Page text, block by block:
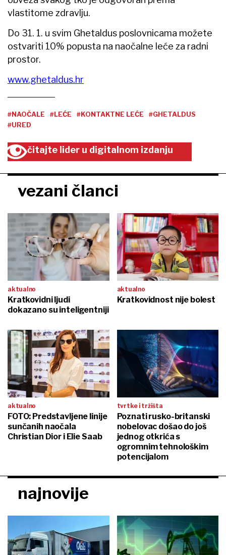
vlastitome zdravlju.
Do 31. 1. u svim Ghetaldus poslovnicama možete
ostvariti 10% popusta na naočalne leće za radni
prostor.
www.ghetaldus.hr
#NAOČALE #LEĆE #KONTAKTNE LEĆE
#GHETALDUS
#URED
čitajte lider u digitalnom izdanju
vezani članci
aktualno
Kratkovidni ljudi
dokazano su inteligentniji
aktualno
Kratkovidnost nije bolest
aktualno
FOTO: Predstavljene linije
sunčanih naočala
Christian Dior i Elie Saab
tvrtke i tržišta
Poznati rusko-britanski
nobelovac došao do još
jednog otkrića s
ogromnim tehnološkim
potencijalom
najnovije